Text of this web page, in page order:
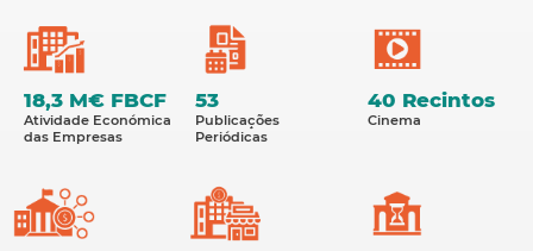
18,3 M€ FBCF
Atividade Económica
das Empresas
53
Publicações
Periódicas
40 Recintos
Cinema